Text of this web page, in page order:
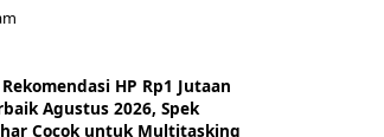
HP Rp1 Jutaan
Agustus 2026, Spek
Cocok untuk Multitasking